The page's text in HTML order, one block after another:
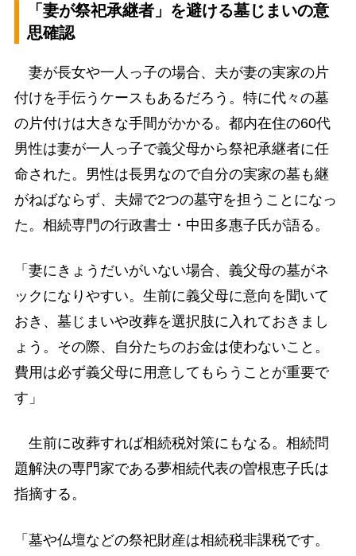
「妻が祭祀承継者」を避ける墓じまいの意
思確認
妻が長女や一人っ子の場合、夫が妻の実家の片
付けを手伝うケースもあるだろう。特に代々の墓
の片付けは大きな手間がかかる。都内在住の60代
男性は妻が一人っ子で義父母から祭祀承継者に任
命された。男性は長男なので自分の実家の墓も継
がねばならず、夫婦で2つの墓守を担うことになっ
た。相続専門の行政書士・中田多惠子氏が語る。
「妻にきょうだいがいない場合、義父母の墓がネ
ックになりやすい。生前に義父母に意向を聞いて
おき、墓じまいや改葬を選択肢に入れておきまし
ょう。その際、自分たちのお金は使わないこと。
費用は必ず義父母に用意してもらうことが重要で
す」
生前に改葬すれば相続税対策にもなる。相続問
題解決の専門家である夢相続代表の曽根恵子氏は
指摘する。
「墓や仏壇などの祭祀財産は相続税非課税です。